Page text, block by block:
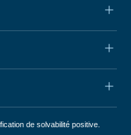
de solvabilité positive.